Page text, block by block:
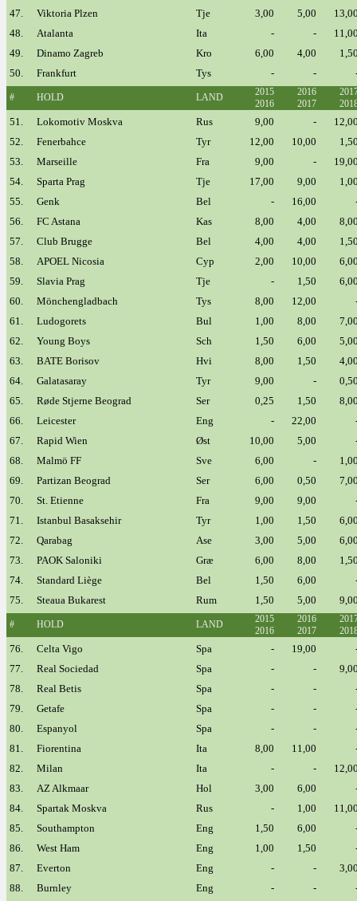
47.
Viktoria Plzen Tje 3,00 5,00
48.
Atalanta Ita - -
49.
Dinamo Zagreb Kro 6,00 4,00
50.
Frankfurt Tys - -
# HOLD LAND
2015
2016
2016
2017
51. Lokomotiv Moskva Rus 9,00 -
52.
Fenerbahce Tyr 12,00 10,00
53.
Marseille Fra 9,00 -
54.
Sparta Prag Tje 17,00 9,00
55.
Genk Bel - 16,00
56.
FC Astana Kas 8,00 4,00
57.
Club Brugge Bel 4,00 4,00
58.
APOEL Nicosia Cyp 2,00 10,00
59.
Slavia Prag Tje - 1,50
60.
Mönchengladbach Tys 8,00 12,00
61.
Ludogorets Bul 1,00 8,00
62.
Young Boys Sch 1,50 6,00
63.
BATE Borisov Hvi 8,00 1,50
64.
Galatasaray Tyr 9,00 -
65.
Røde Stjerne Beograd Ser 0,25 1,50
66.
Leicester Eng - 22,00
67.
Rapid Wien Øst 10,00 5,00
68.
Malmö FF Sve 6,00 -
69.
Partizan Beograd Ser 6,00 0,50
70.
St. Etienne Fra 9,00 9,00
71.
Istanbul Basaksehir Tyr 1,00 1,50
72.
Qarabag Ase 3,00 5,00
73.
PAOK Saloniki Græ 6,00 8,00
74.
Standard Liège Bel 1,50 6,00
75.
Steaua Bukarest Rum 1,50 5,00
# HOLD LAND
2015
2016
2016
2017
76. Celta Vigo Spa - 19,00
77.
Real Sociedad Spa - -
78.
Real Betis Spa - -
79.
Getafe Spa - -
80.
Espanyol Spa - -
81.
Fiorentina Ita 8,00 11,00
82.
Milan Ita - -
83.
AZ Alkmaar Hol 3,00 6,00
84.
Spartak Moskva Rus - 1,00
85.
Southampton Eng 1,50 6,00
86.
West Ham Eng 1,00 1,50
87.
Everton Eng - -
88.
Burnley Eng - -